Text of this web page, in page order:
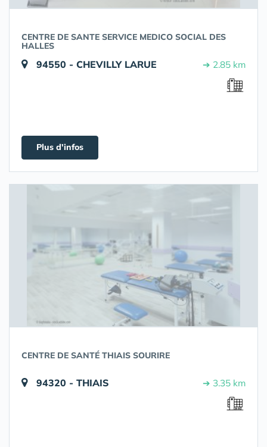
CENTRE DE SANTE SERVICE MEDICO SOCIAL DES
HALLES
94550 - CHEVILLY LARUE ➔ 2.85 km
Plus d'infos
CENTRE DE SANTÉ THIAIS SOURIRE
94320 - THIAIS ➔ 3.35 km